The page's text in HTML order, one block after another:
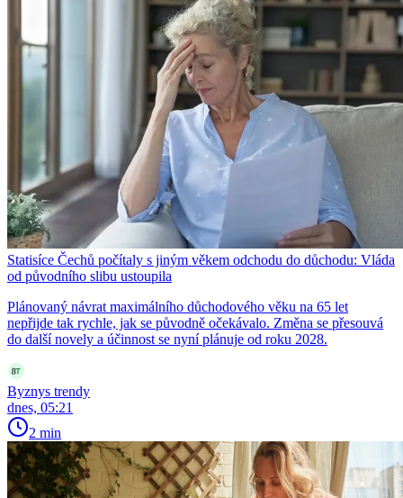
Statisíce Čechů počítaly s jiným věkem odchodu do důchodu: Vláda
od původního slibu ustoupila
Plánovaný návrat maximálního důchodového věku na 65 let
nepřijde tak rychle, jak se původně očekávalo. Změna se přesouvá
do další novely a účinnost se nyní plánuje od roku 2028.
Byznys trendy
dnes, 05:21
2 min